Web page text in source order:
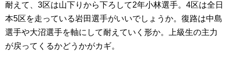
耐えて、3区は山下りから下ろして2年小林選手。4区は全日
本5区を走っている岩田選手がいいでしょうか。復路は中島
選手や大沼選手を軸にして耐えていく形か。上級生の主力
が戻ってくるかどうかがカギ。